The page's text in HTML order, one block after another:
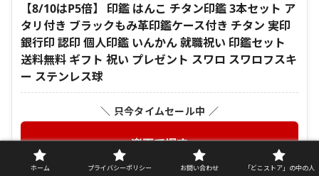
【8/10はP5倍】 印鑑 はんこ チタン印鑑 3本セット ア
タリ付き ブラックもみ革印鑑ケース付き チタン 実印
銀行印 認印 個人印鑑 いんかん 就職祝い 印鑑セット
送料無料 ギフト 祝い プレゼント スワロ スワロフスキ
ー ステンレス球
＼ 只今タイムセール中 ／
楽天で探す
ホーム プライバシーポリシー お問い合わせ 「どこストア」の中の人